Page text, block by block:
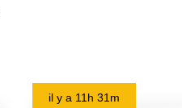
il y a 11h 31m